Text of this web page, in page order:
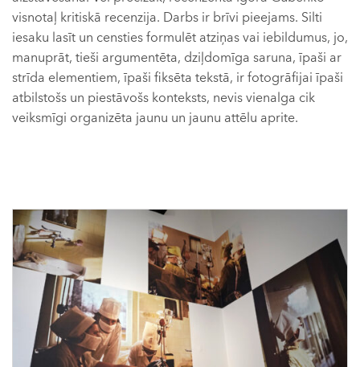
visnotaļ kritiskā recenzija. Darbs ir brīvi pieejams. Silti
iesaku lasīt un censties formulēt atziņas vai iebildumus, jo,
manuprāt, tieši argumentēta, dziļdomīga saruna, īpaši ar
strīda elementiem, īpaši fiksēta tekstā, ir fotogrāfijai īpaši
atbilstošs un piestāvošs konteksts, nevis vienalga cik
veiksmīgi organizēta jaunu un jaunu attēlu aprite.